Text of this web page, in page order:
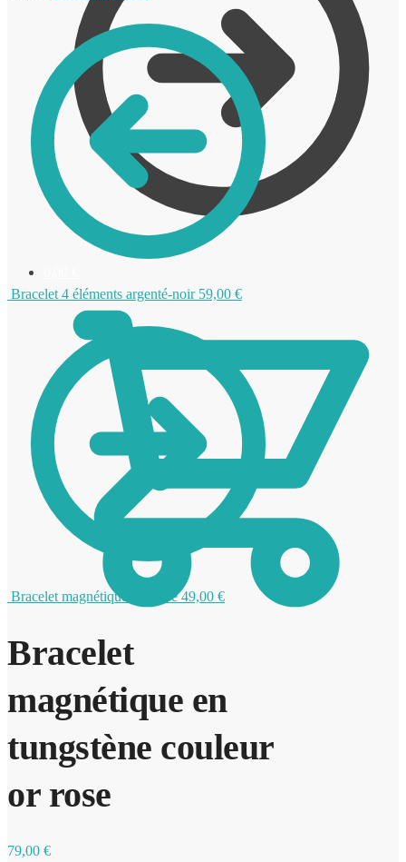
0
Bracelet 4 éléments argenté-noir 59,00 €
Bracelet magnétique bicolore 49,00 €
Bracelet
magnétique en
tungstène couleur
or rose
79,00 €